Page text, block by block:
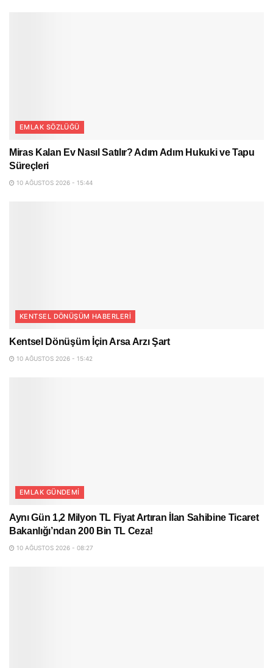
EMLAK SÖZLÜĞÜ
Miras Kalan Ev Nasıl Satılır? Adım Adım Hukuki ve Tapu
Süreçleri
10 AĞUSTOS 2026 - 15:44
KENTSEL DÖNÜŞÜM HABERLERI
Kentsel Dönüşüm İçin Arsa Arzı Şart
10 AĞUSTOS 2026 - 15:42
EMLAK GÜNDEMI
Aynı Gün 1,2 Milyon TL Fiyat Artıran İlan Sahibine Ticaret
Bakanlığı’ndan 200 Bin TL Ceza!
10 AĞUSTOS 2026 - 08:27